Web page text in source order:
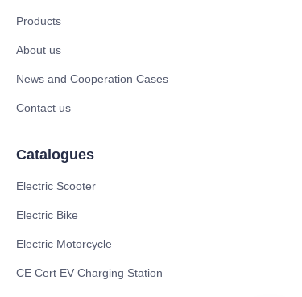
Products
About us
News and Cooperation Cases
Contact us
Catalogues
Electric Scooter
Electric Bike
Electric Motorcycle
CE Cert EV Charging Station